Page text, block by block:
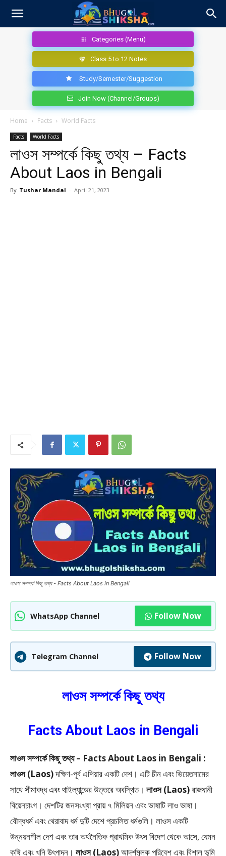
Categories (Menu)
Class 5 to 12 Notes
Study/Semester/Suggestion
Join Now (Channel/Groups)
Home Facts World Facts
Facts World Facts
লাওস সম্পর্কে কিছু তথ্য – Facts
About Laos in Bengali
By Tushar Mandal - April 21, 2023
লাওস সম্পর্কে কিছু তথ্য - Facts About Laos in Bengali
WhatsApp Channel Follow Now
Telegram Channel Follow Now
লাওস সম্পর্কে কিছু তথ্য
Facts About Laos in Bengali
লাওস সম্পর্কে কিছু তথ্য – Facts About Laos in Bengali :
লাওস (Laos)দক্ষিণ-পূর্ব এশিয়ার একটি দেশ। এটি চীন এবং ভিয়েতনামের
সাথে সীমাবদ্ধ এবং থাইল্যান্ডের উত্তরে অবস্থিত। লাওস (Laos)রাজধানী
বিয়েনচাংগ। দেশটির জনসংখ্যা প্রায় ৭ মিলিয়ন এবং ভাষাটি লাও ভাষা।
বৌদ্ধধর্ম এবং থেরাবাদ ধর্ম দুটি দেশে প্রচলিত ধর্মগুলি। লাওস একটি
উন্নয়নশীল দেশ এবং তার অর্থনৈতিক প্রাথমিক উৎস বিদেশ থেকে আসে, যেমন
কৃষি এবং খনি উৎপাদন। লাওস (Laos)আদর্শমূলক পরিবেশ এবং বিশাল ভূমি